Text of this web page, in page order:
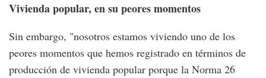
Vivienda popular, en su peores momentos
Sin embargo, "nosotros estamos viviendo uno de los
peores momentos que hemos registrado en términos de
producción de vivienda popular porque la Norma 26